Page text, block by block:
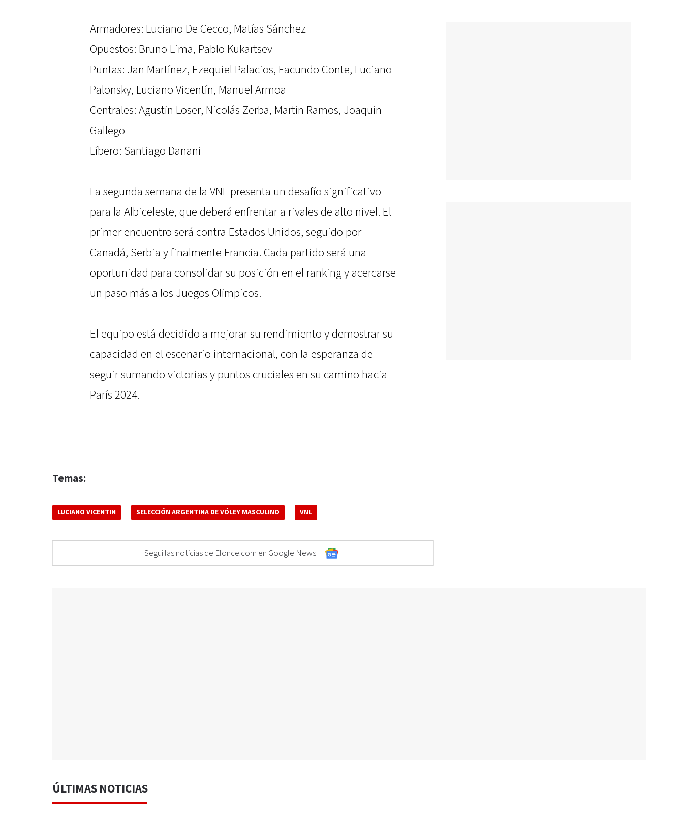
Armadores: Luciano De Cecco, Matías Sánchez
Opuestos: Bruno Lima, Pablo Kukartsev
Puntas: Jan Martínez, Ezequiel Palacios, Facundo Conte, Luciano
Palonsky, Luciano Vicentín, Manuel Armoa
Centrales: Agustín Loser, Nicolás Zerba, Martín Ramos, Joaquín
Gallego
Líbero: Santiago Danani
La segunda semana de la VNL presenta un desafío significativo
para la Albiceleste, que deberá enfrentar a rivales de alto nivel. El
primer encuentro será contra Estados Unidos, seguido por
Canadá, Serbia y finalmente Francia. Cada partido será una
oportunidad para consolidar su posición en el ranking y acercarse
un paso más a los Juegos Olímpicos.
El equipo está decidido a mejorar su rendimiento y demostrar su
capacidad en el escenario internacional, con la esperanza de
seguir sumando victorias y puntos cruciales en su camino hacia
París 2024.
Temas:
LUCIANO VICENTIN SELECCIÓN ARGENTINA DE VÓLEY MASCULINO VNL
Seguí las noticias de Elonce.com en Google News
ÚLTIMAS NOTICIAS